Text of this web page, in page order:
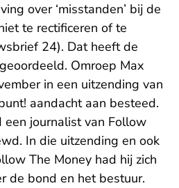
over ‘misstanden’ bij de
te rectificeren of te
24). Dat heeft de
Omroep Max
in een uitzending van
aandacht aan besteed.
journalist van Follow
In die uitzending en ook
The Money had hij zich
de bond en het bestuur.